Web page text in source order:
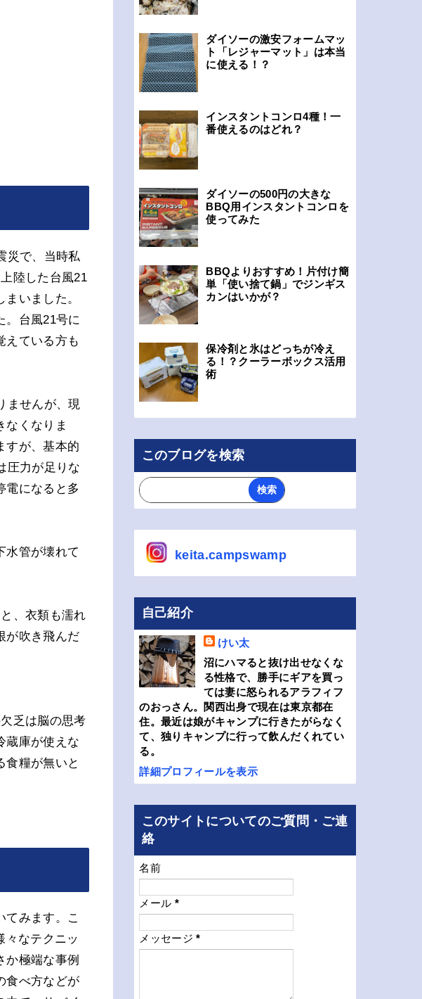
災で、当時私
陸した台風21
いました。
。台風21号に
えている方も
ませんが、現
なくなりま
すが、基本的
圧力が足りな
電になると多
水管が壊れて
、衣類も濡れ
が吹き飛んだ
乏は脳の思考
蔵庫が使えな
食糧が無いと
てみます。こ
々なテクニッ
か極端な事例
食べ方などが
ダイソーの激安フォームマッ
ト「レジャーマット」は本当
に使える！？
インスタントコンロ4種！一
番使えるのはどれ？
ダイソーの500円の大きな
BBQ用インスタントコンロを
使ってみた
BBQよりおすすめ！片付け簡
単「使い捨て鍋」でジンギス
カンはいかが？
保冷剤と氷はどっちが冷え
る！？クーラーボックス活用
術
このブログを検索
keita.campswamp
自己紹介
けい太
沼にハマると抜け出せなくな
る性格で、勝手にギアを買っ
ては妻に怒られるアラフィフ
のおっさん。関西出身で現在は東京都在
住。最近は娘がキャンプに行きたがらなく
て、独りキャンプに行って飲んだくれてい
る。
詳細プロフィールを表示
このサイトについてのご質問・ご連
絡
名前
メール *
メッセージ*